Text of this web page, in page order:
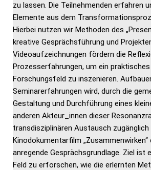
zu lassen. Die Teilnehmenden erfahren
Elemente aus dem
Hierbei nutzen wir Methoden des
kreative Gesprächsführung und
Videoaufzeichnungen fördern die
Prozesserfahrungen, um ein
Forschungsfeld zu inszenieren.
Seminarerfahrungen wird, durch die
Gestaltung und Durchführung eines
anderen Akteur_innen dieser
transdisziplinären Austausch zugänglich
Kinodokumentarfilm „Zusammenwirken“
anregende Gesprächsgrundlage. Ziel ist
Feld zu erforschen, wie die erlernten